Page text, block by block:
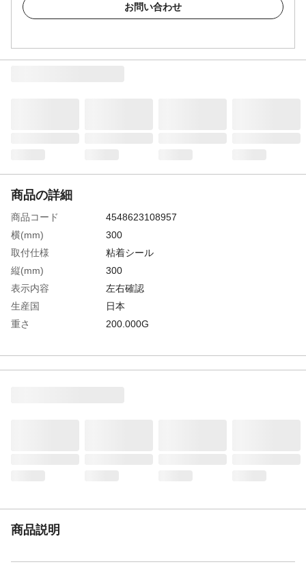
お問い合わせ
商品の詳細
商品コード
4548623108957
横(mm)
300
取付仕様
粘着シール
縦(mm)
300
表示内容
左右確認
生産国
日本
重さ
200.000G
材質2
粘着剤:ゴム系
商品説明